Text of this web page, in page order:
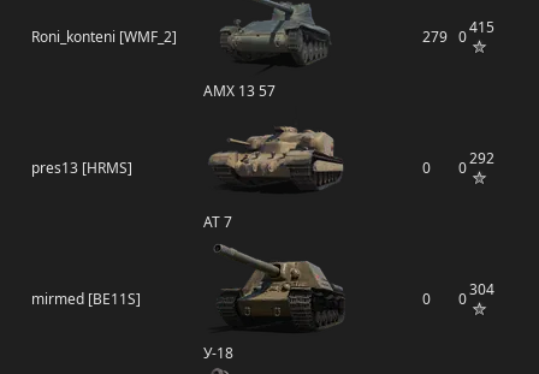
Roni_konteni [WMF_2]
AMX 13 57
279 0415
pres13 [HRMS]
AT 7
0 0292
mirmed [BE11S]
У-18
0 0304